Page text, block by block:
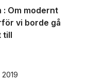
Om modernt
vi borde gå
till
2019